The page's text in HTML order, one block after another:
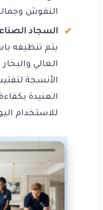
النقوش
السجاد
يتم تنظيفه
العالي
الأنسجة
العنيدة
للاستخدام